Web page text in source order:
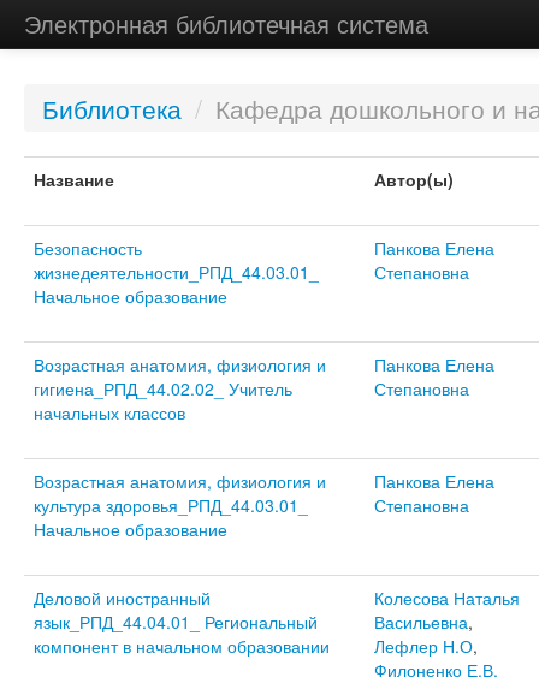
Электронная библиотечная система
Библиотека / Кафедра дошкольного и
Название Автор(ы)
Безопасность
жизнедеятельности_РПД_44.03.01_
Начальное образование
Панкова Елена
Степановна
Возрастная анатомия, физиология и
гигиена_РПД_44.02.02_ Учитель
начальных классов
Панкова Елена
Степановна
Возрастная анатомия, физиология и
культура здоровья_РПД_44.03.01_
Начальное образование
Панкова Елена
Степановна
Деловой иностранный
язык_РПД_44.04.01_ Региональный
компонент в начальном образовании
Колесова Наталья
Васильевна,
Лефлер Н.О,
Филоненко Е.В.